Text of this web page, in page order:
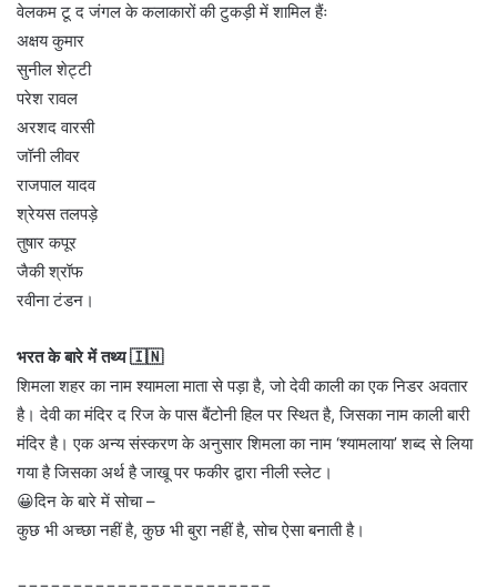
वेलकम टू द जंगल के कलाकारों की टुकड़ी में शामिल हैंः
अक्षय कुमार
सुनील शेट्टी
परेश रावल
अरशद वारसी
जॉनी लीवर
राजपाल यादव
श्रेयस तलपड़े
तुषार कपूर
जैकी श्रॉफ
रवीना टंडन।
भरत के बारे में तथ्य 🇮🇳
शिमला शहर का नाम श्यामला माता से पड़ा है, जो देवी काली का एक निडर अवतार
है। देवी का मंदिर द रिज के पास बैंटोनी हिल पर स्थित है, जिसका नाम काली बारी
मंदिर है। एक अन्य संस्करण के अनुसार शिमला का नाम ‘श्यामलाया’ शब्द से लिया
गया है जिसका अर्थ है जाखू पर फकीर द्वारा नीली स्लेट।
😀दिन के बारे में सोचा –
कुछ भी अच्छा नहीं है, कुछ भी बुरा नहीं है, सोच ऐसा बनाती है।